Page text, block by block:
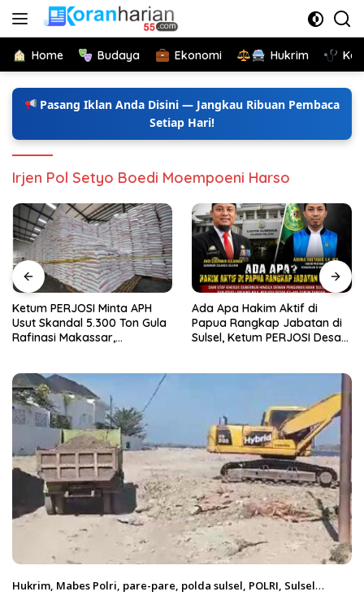
Langsung
Home Budaya Ekonomi Hukrim
Pasang Iklan Anda Disini — Jangkau Ribuan Pembaca
Setiap Hari!
Irjen Pol Setyo Boedi Moempoeni Harso
Ketum PERJOSI Minta APH
Usut Skandal 5.300 Ton Gula
Rafinasi Makassar,
Ada Apa Hakim Aktif di
Papua Rangkap Jabatan di
Sulsel, Ketum PERJOSI Desak
Hukrim, Mabes Polri, pare-pare, polda sulsel, POLRI, Sulsel